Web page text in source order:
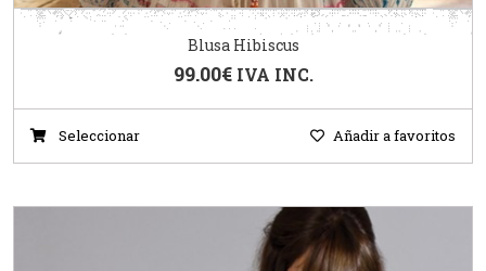
Blusa Hibiscus
99.00€ IVA INC.
Seleccionar Añadir a favoritos